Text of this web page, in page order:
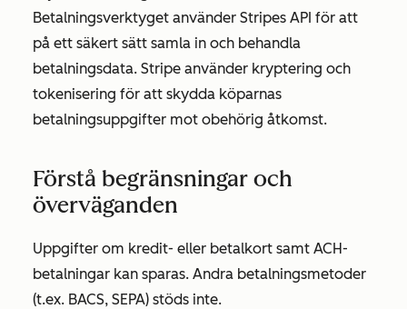
Betalningsverktyget använder Stripes API för att
på ett säkert sätt samla in och behandla
betalningsdata. Stripe använder kryptering och
tokenisering för att skydda köparnas
betalningsuppgifter mot obehörig åtkomst.
Förstå begränsningar och
överväganden
Uppgifter om kredit- eller betalkort samt ACH-
betalningar kan sparas. Andra betalningsmetoder
(t.ex. BACS, SEPA) stöds inte.